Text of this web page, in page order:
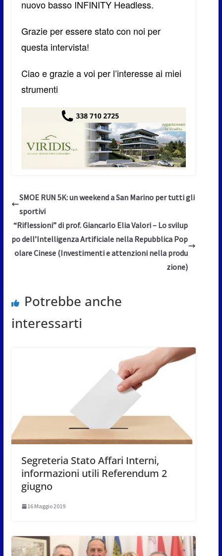
nuovo basso INFINITY Headless.
Grazie per essere stato con noi per
questa intervista!
Ciao e grazie a voi per l’interesse ai miei
strumenti
SMOE RUN 5K: un weekend a San Marino per tutti gli
sportivi
“Riflessioni” di prof. Giancarlo Elia Valori – Lo svilup
po dell’Intelligenza Artificiale nella Repubblica Pop
olare Cinese (Investimenti e attenzioni nella produ
zione)
Potrebbe anche
interessarti
Segreteria Stato Affari Interni,
informazioni utili Referendum 2
giugno
16 Maggio 2019